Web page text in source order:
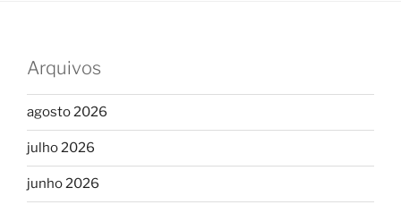
Arquivos
agosto 2026
julho 2026
junho 2026